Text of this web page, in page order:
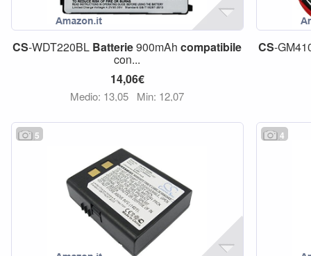
CS-WDT220BL Batterie900mAhcompatibile
con...
14,06€
Medio: 13,05 Min: 12,07
CS-
5 4